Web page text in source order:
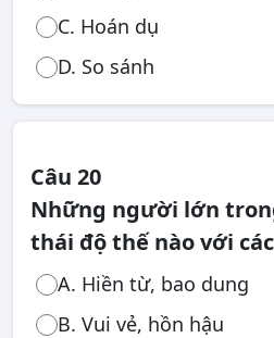
C. Hoán dụ
D. So sánh
Câu 20
Những người lớn
thái độ thế nào với
A. Hiền từ, bao dung
B. Vui vẻ, hồn hậu